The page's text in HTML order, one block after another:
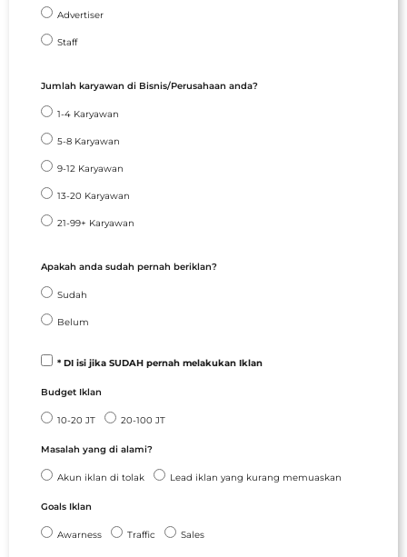
Advertiser
Staff
Jumlah karyawan di Bisnis/Perusahaan anda?
1-4 Karyawan
5-8 Karyawan
9-12 Karyawan
13-20 Karyawan
21-99+ Karyawan
Apakah anda sudah pernah beriklan?
Sudah
Belum
* DI isi jika SUDAH pernah melakukan Iklan
Budget Iklan
10-20 JT 20-100 JT
Masalah yang di alami?
Akun iklan di tolak Lead iklan yang kurang memuaskan
Goals Iklan
Awarness Traffic Sales